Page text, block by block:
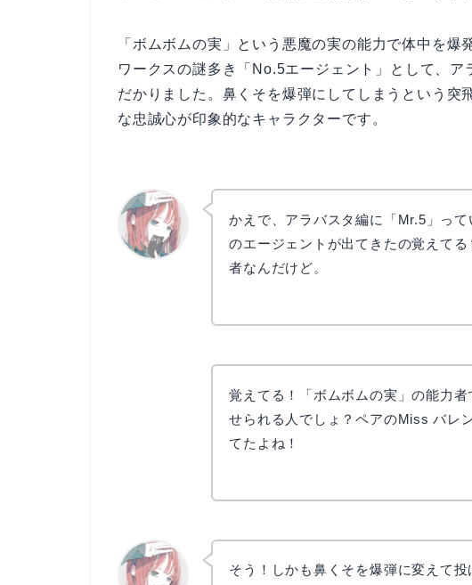
「ボムボムの実」という悪魔の実の能力で体中を
ワークスの謎多き「No.5エージェント」として、
だかりました。鼻くそを爆弾にしてしまうという突
な忠誠心が印象的なキャラクターです。
かえで、アラバスタ編に「Mr.5」っ
のエージェントが出てきたの覚えて
者なんだけど。
覚えてる！「ボムボムの実」の能力者
せられる人でしょ？ペアのMiss バレ
てたよね！
そう！しかも鼻くそを爆弾に変えて